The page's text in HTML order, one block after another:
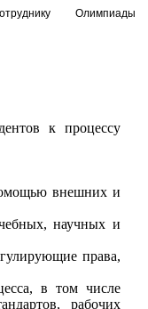
Олимпиады
к процессу
внешних и
научных и
права,
в том числе
рабочих